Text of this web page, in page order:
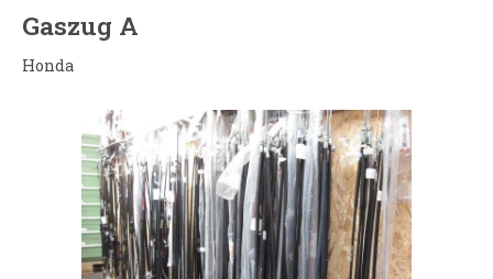
Gaszug A
Honda